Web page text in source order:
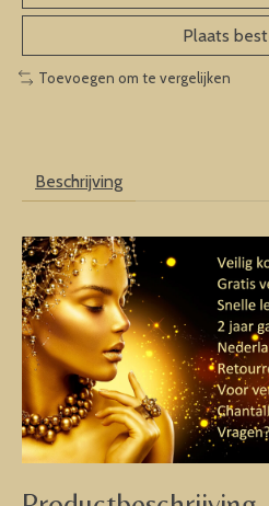
Plaats
Toevoegen om te vergelijken
Beschrijving